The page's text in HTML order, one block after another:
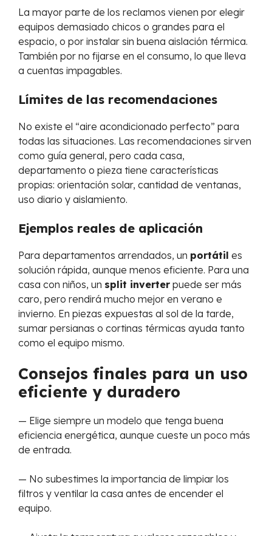
La mayor parte de los reclamos vienen por elegir
equipos demasiado chicos o grandes para el
espacio, o por instalar sin buena aislación térmica.
También por no fijarse en el consumo, lo que lleva
a cuentas impagables.
Límites de las recomendaciones
No existe el “aire acondicionado perfecto” para
todas las situaciones. Las recomendaciones sirven
como guía general, pero cada casa,
departamento o pieza tiene características
propias: orientación solar, cantidad de ventanas,
uso diario y aislamiento.
Ejemplos reales de aplicación
Para departamentos arrendados, un portátil es
solución rápida, aunque menos eficiente. Para una
casa con niños, un split inverter puede ser más
caro, pero rendirá mucho mejor en verano e
invierno. En piezas expuestas al sol de la tarde,
sumar persianas o cortinas térmicas ayuda tanto
como el equipo mismo.
Consejos finales para un uso
eficiente y duradero
— Elige siempre un modelo que tenga buena
eficiencia energética, aunque cueste un poco más
de entrada.
— No subestimes la importancia de limpiar los
filtros y ventilar la casa antes de encender el
equipo.